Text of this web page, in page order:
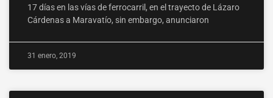
17 días en las vías de ferrocarril, en el trayecto de Lázaro
Cárdenas a Maravatío, sin embargo, anunciaron
31 enero, 2019